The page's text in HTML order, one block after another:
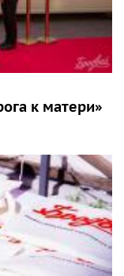
к матери»